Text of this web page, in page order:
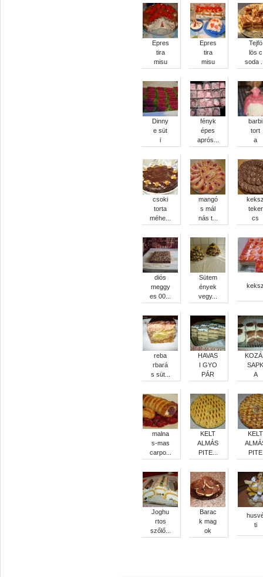
Epres
tira
misu
Epres
tira
misu
Tejfö
lös c
soda
Dinny
e süt
i
fényk
épes
aprós...
barbi
tort
a
csoki
torta
méhe...
mangó
s mál
nás t...
teker
cs
diós
meggy
es 00...
Sütem
ények
vegy...
reba
rbará
s süt...
HAVAS
I GYO
PÁR
SAPK
A
malna
s-mas
carpo...
KELT
ALMÁS
PITE...
KELT
PITE
Joghu
rtos
szőlő...
Barac
k mag
ok
ti